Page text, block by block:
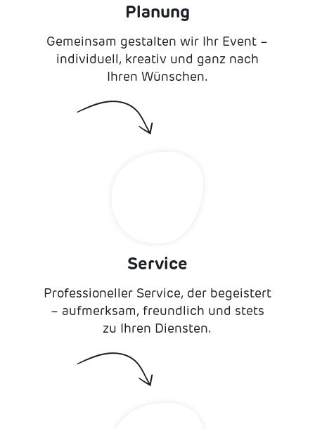
Planung
Gemeinsam gestalten wir Ihr Event –
individuell, kreativ und ganz nach
Ihren Wünschen.
Service
Professioneller Service, der begeistert
– aufmerksam, freundlich und stets
zu Ihren Diensten.